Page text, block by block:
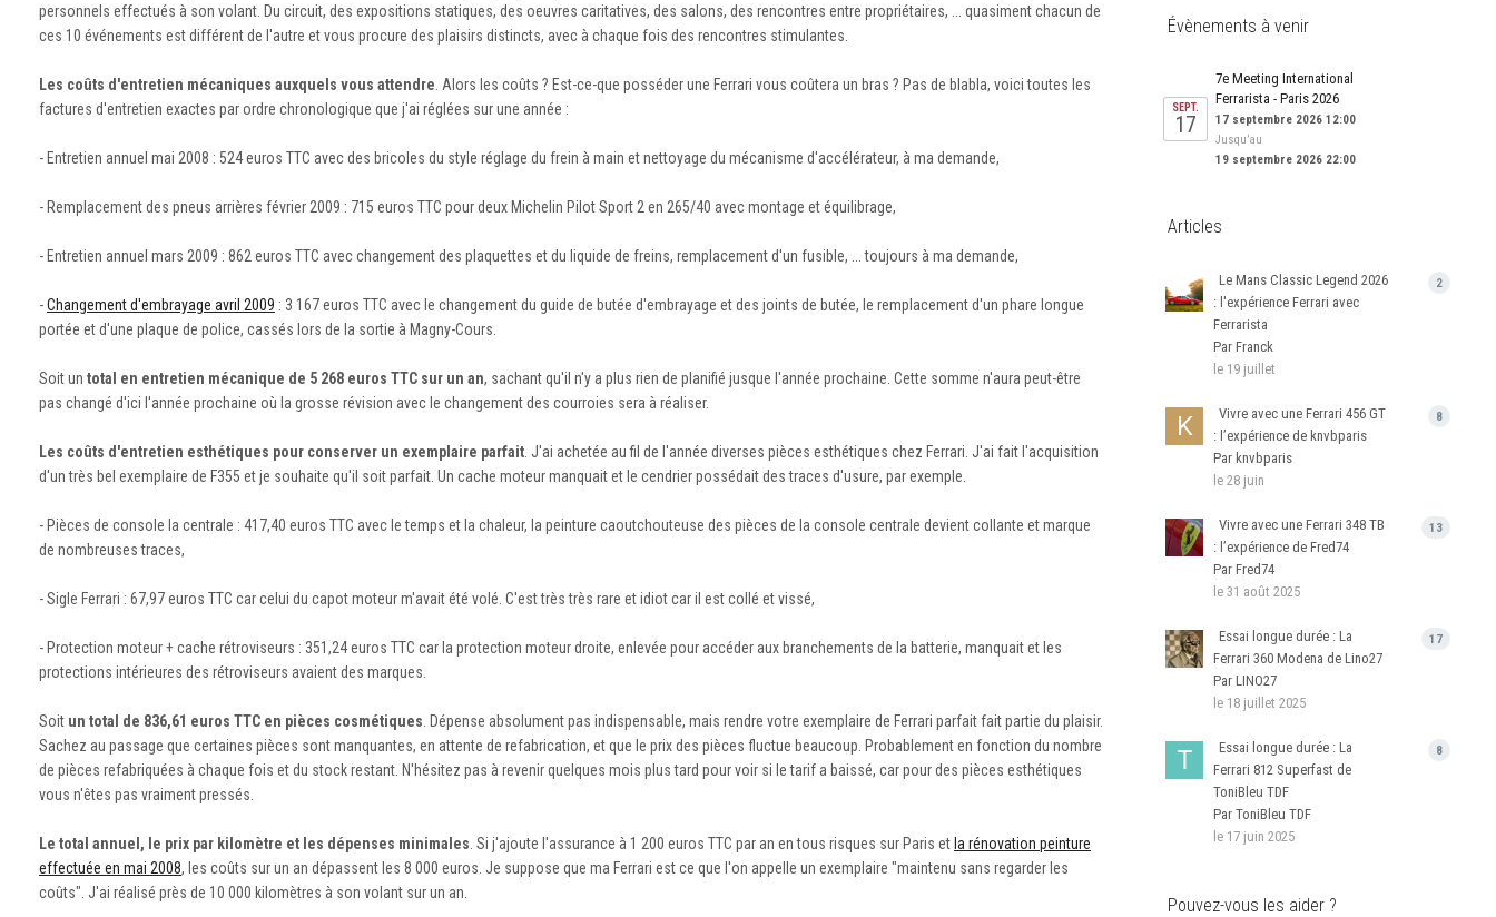
personnels effectués à son volant. Du circuit, des expositions statiques, des oeuvres caritatives, des salons, des rencontres entre propriétaires, ... quasiment chacun de
ces 10 événements est différent de l'autre et vous procure des plaisirs distincts, avec à chaque fois des rencontres stimulantes.
Les coûts d'entretien mécaniques auxquels vous attendre . Alors les coûts ? Est-ce-que posséder une Ferrari vous coûtera un bras ? Pas de blabla, voici toutes les
factures d'entretien exactes par ordre chronologique que j'ai réglées sur une année :
- Entretien annuel mai 2008 : 524 euros TTC avec des bricoles du style réglage du frein à main et nettoyage du mécanisme d'accélérateur, à ma demande,
- Remplacement des pneus arrières février 2009 : 715 euros TTC pour deux Michelin Pilot Sport 2 en 265/40 avec montage et équilibrage,
- Entretien annuel mars 2009 : 862 euros TTC avec changement des plaquettes et du liquide de freins, remplacement d'un fusible, ... toujours à ma demande,
-Changement d'embrayage avril 2009 : 3 167 euros TTC avec le changement du guide de butée d'embrayage et des joints de butée, le remplacement d'un phare longue
portée et d'une plaque de police, cassés lors de la sortie à Magny-Cours.
Soit un total en entretien mécanique de 5 268 euros TTC sur un an, sachant qu'il n'y a plus rien de planifié jusque l'année prochaine. Cette somme n'aura peut-être
pas changé d'ici l'année prochaine où la grosse révision avec le changement des courroies sera à réaliser.
Les coûts d'entretien esthétiques pour conserver un exemplaire parfait . J'ai achetée au fil de l'année diverses pièces esthétiques chez Ferrari. J'ai fait l'acquisition
d'un très bel exemplaire de F355 et je souhaite qu'il soit parfait. Un cache moteur manquait et le cendrier possédait des traces d'usure, par exemple.
- Pièces de console la centrale : 417,40 euros TTC avec le temps et la chaleur, la peinture caoutchouteuse des pièces de la console centrale devient collante et marque
de nombreuses traces,
- Sigle Ferrari : 67,97 euros TTC car celui du capot moteur m'avait été volé. C'est très très rare et idiot car il est collé et vissé,
- Protection moteur + cache rétroviseurs : 351,24 euros TTC car la protection moteur droite, enlevée pour accéder aux branchements de la batterie, manquait et les
protections intérieures des rétroviseurs avaient des marques.
Soit un total de 836,61 euros TTC en pièces cosmétiques . Dépense absolument pas indispensable, mais rendre votre exemplaire de Ferrari parfait fait partie du plaisir.
Sachez au passage que certaines pièces sont manquantes, en attente de refabrication, et que le prix des pièces fluctue beaucoup. Probablement en fonction du nombre
de pièces refabriquées à chaque fois et du stock restant. N'hésitez pas à revenir quelques mois plus tard pour voir si le tarif a baissé, car pour des pièces esthétiques
vous n'êtes pas vraiment pressés.
Le total annuel, le prix par kilomètre et les dépenses minimales . Si j'ajoute l'assurance à 1 200 euros TTC par an en tous risques sur Paris etla rénovation peinture
effectuée en mai 2008, les coûts sur un an dépassent les 8 000 euros. Je suppose que ma Ferrari est ce que l'on appelle un exemplaire "maintenu sans regarder les
coûts". J'ai réalisé près de 10 000 kilomètres à son volant sur un an.
Évènements à venir
SEPT.
17
7e Meeting International
Ferrarista - Paris 2026
17 septembre 2026 12:00
Jusqu’au
19 septembre 2026 22:00
Articles
2
Le Mans Classic Legend 2026
: l'expérience Ferrari avec
Ferrarista
Par Franck
le 19 juillet
8
Vivre avec une Ferrari 456 GT
: l’expérience de knvbparis
Par knvbparis
le 28 juin
13
Vivre avec une Ferrari 348 TB
: l’expérience de Fred74
Par Fred74
le 31 août 2025
17
Essai longue durée : La
Ferrari 360 Modena de Lino27
Par LINO27
le 18 juillet 2025
8
Essai longue durée : La
Ferrari 812 Superfast de
ToniBleu TDF
Par ToniBleu TDF
le 17 juin 2025
Pouvez-vous les aider ?